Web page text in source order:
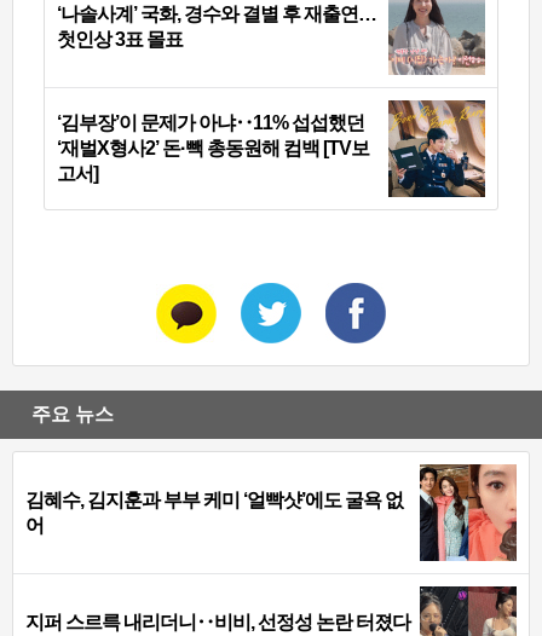
‘나솔사계’ 국화, 경수와 결별 후 재출연…
첫인상 3표 몰표
‘김부장’이 문제가 아냐‥11% 섭섭했던
‘재벌X형사2’ 돈·빽 총동원해 컴백 [TV보
고서]
주요 뉴스
김혜수, 김지훈과 부부 케미 ‘얼빡샷’에도 굴욕 없
어
지퍼 스르륵 내리더니‥비비, 선정성 논란 터졌다